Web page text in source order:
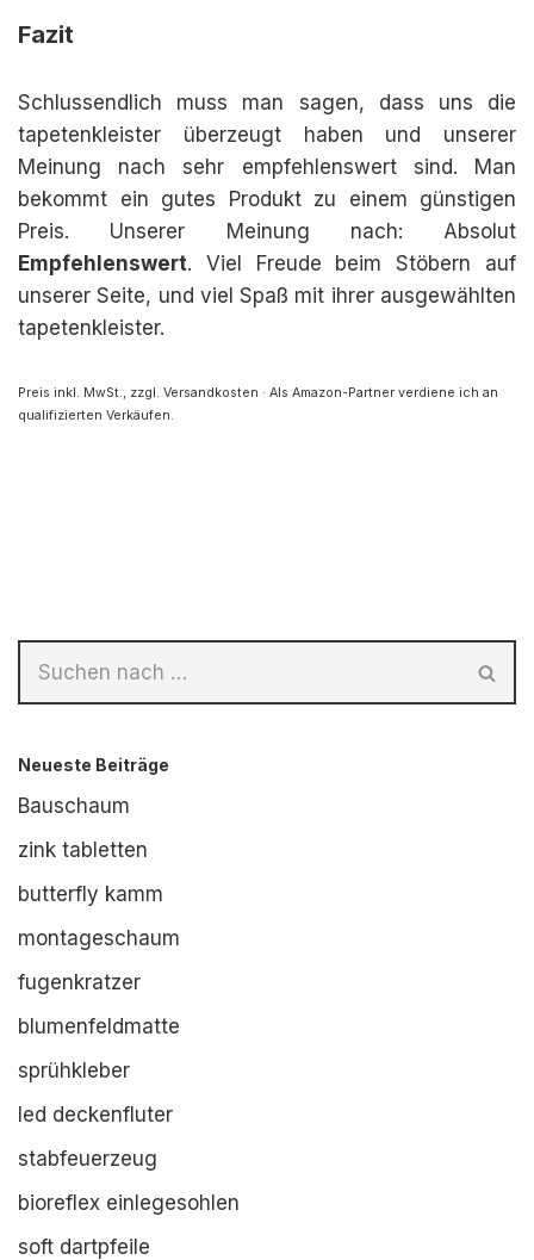
Fazit
Schlussendlich muss man sagen, dass uns die
tapetenkleister überzeugt haben und unserer
Meinung nach sehr empfehlenswert sind. Man
bekommt ein gutes Produkt zu einem günstigen
Preis. Unserer Meinung nach: Absolut
Empfehlenswert. Viel Freude beim Stöbern auf
unserer Seite, und viel Spaß mit ihrer ausgewählten
tapetenkleister.
Preis inkl. MwSt., zzgl. Versandkosten · Als Amazon-Partner verdiene ich an
qualifizierten Verkäufen.
Neueste Beiträge
Bauschaum
zink tabletten
butterfly kamm
montageschaum
fugenkratzer
blumenfeldmatte
sprühkleber
led deckenfluter
stabfeuerzeug
bioreflex einlegesohlen
soft dartpfeile